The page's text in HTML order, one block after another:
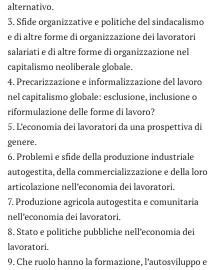
alternativo.
3. Sfide organizzative e politiche del sindacalismo
e di altre forme di organizzazione dei lavoratori
salariati e di altre forme di organizzazione nel
capitalismo neoliberale globale.
4. Precarizzazione e informalizzazione del lavoro
nel capitalismo globale: esclusione, inclusione o
riformulazione delle forme di lavoro?
5. L’economia dei lavoratori da una prospettiva di
genere.
6. Problemi e sfide della produzione industriale
autogestita, della commercializzazione e della loro
articolazione nell’economia dei lavoratori.
7. Produzione agricola autogestita e comunitaria
nell’economia dei lavoratori.
8. Stato e politiche pubbliche nell’economia dei
lavoratori.
9. Che ruolo hanno la formazione, l’autosviluppo e